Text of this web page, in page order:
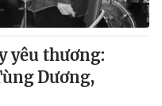
yêu thương:
Dương,